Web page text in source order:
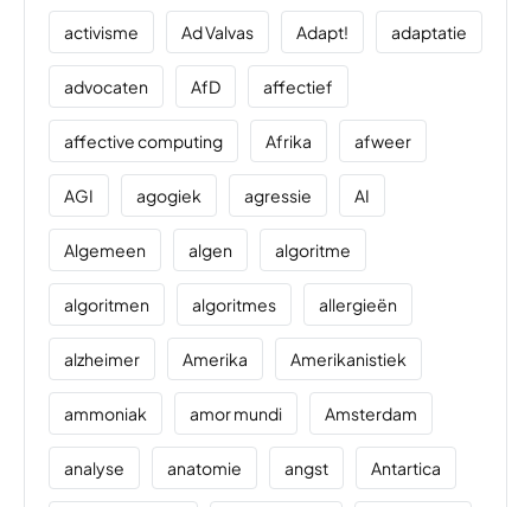
activisme Ad Valvas Adapt! adaptatie
advocaten AfD affectief
affective computing Afrika afweer
AGI agogiek agressie AI
Algemeen algen algoritme
algoritmen algoritmes allergieën
alzheimer Amerika Amerikanistiek
ammoniak amor mundi Amsterdam
analyse anatomie angst Antartica